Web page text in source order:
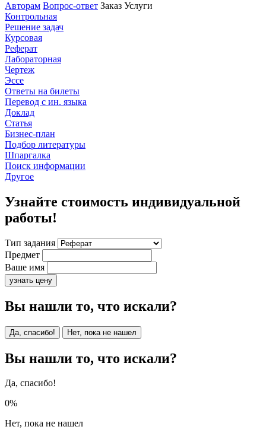
Авторам Вопрос-ответ Заказ Услуги
Контрольная
Решение задач
Курсовая
Реферат
Лабораторная
Чертеж
Эссе
Ответы на билеты
Перевод с ин. языка
Доклад
Статья
Бизнес-план
Подбор литературы
Шпаргалка
Поиск информации
Другое
Узнайте стоимость индивидуальной
работы!
Тип задания
Предмет
Ваше имя
узнать цену
Вы нашли то, что искали?
Да, спасибо! Нет, пока не нашел
Вы нашли то, что искали?
Да, спасибо!
0%
Нет, пока не нашел